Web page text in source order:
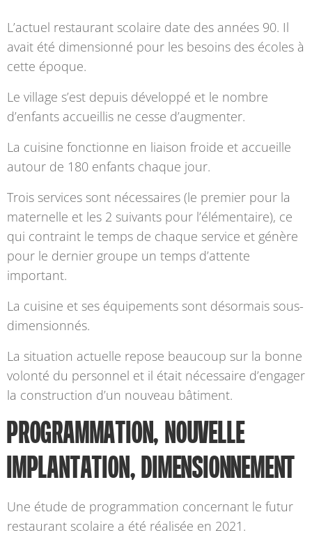
L’actuel restaurant scolaire date des années 90. Il
avait été dimensionné pour les besoins des écoles à
cette époque.
Le village s’est depuis développé et le nombre
d’enfants accueillis ne cesse d’augmenter.
La cuisine fonctionne en liaison froide et accueille
autour de 180 enfants chaque jour.
Trois services sont nécessaires (le premier pour la
maternelle et les 2 suivants pour l’élémentaire), ce
qui contraint le temps de chaque service et génère
pour le dernier groupe un temps d’attente
important.
La cuisine et ses équipements sont désormais sous-
dimensionnés.
La situation actuelle repose beaucoup sur la bonne
volonté du personnel et il était nécessaire d’engager
la construction d’un nouveau bâtiment.
PROGRAMMATION, NOUVELLE
IMPLANTATION, DIMENSIONNEMENT
Une étude de programmation concernant le futur
restaurant scolaire a été réalisée en 2021.